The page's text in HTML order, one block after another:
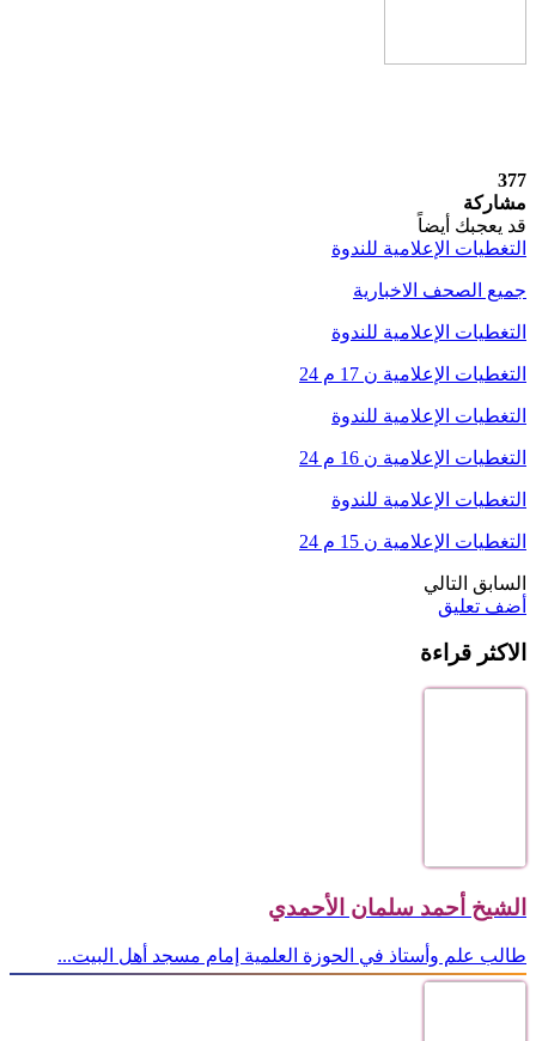
377
مشاركة
قد يعجبك أيضاً
التغطيات الإعلامية للندوة
جميع الصحف الاخبارية
التغطيات الإعلامية للندوة
التغطيات الإعلامية ن 17 م 24
التغطيات الإعلامية للندوة
التغطيات الإعلامية ن 16 م 24
التغطيات الإعلامية للندوة
التغطيات الإعلامية ن 15 م 24
السابق التالي
أضف تعليق
الاكثر قراءة
الشيخ أحمد سلمان الأحمدي
طالب علم وأستاذ في الحوزة العلمية إمام مسجد أهل البيت...